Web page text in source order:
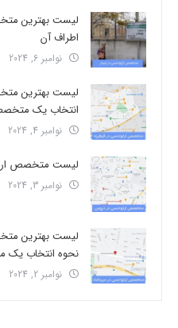
لیست بهترین
اطراف آن
نوامبر 6, 2024
لیست بهترین
انتخاب یک
نوامبر 4, 2024
لیست متخصص
نوامبر 3, 2024
لیست بهترین
نحوه انتخاب
نوامبر 2, 2024